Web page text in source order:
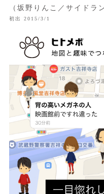
（坂野りんこ／サイドラ
初出 2015/3/1